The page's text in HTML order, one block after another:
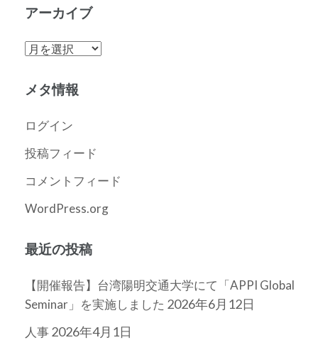
アーカイブ
ア
カ
ブ
メタ情報
ログイン
投稿フィード
コメントフィード
WordPress.org
最近の投稿
【開催報告】台湾陽明交通大学にて「APPI Global
Seminar」を実施しました 2026年6月12日
人事2026年4月1日